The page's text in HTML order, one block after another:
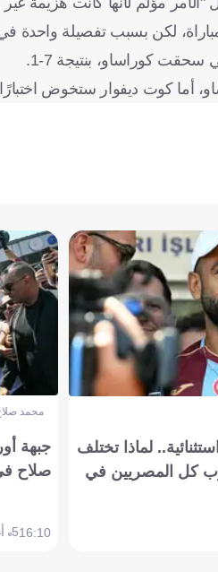
لكن بسبب تفصيلة واحدة
سحقت كوراساو، بنتيجة 7-1.
أما كوت ديفوار ستخوض اختبارًا
لماذا تختلف
كل المصريين في
محمد
جبهة
صلاح
16:105 أغسطس 2026